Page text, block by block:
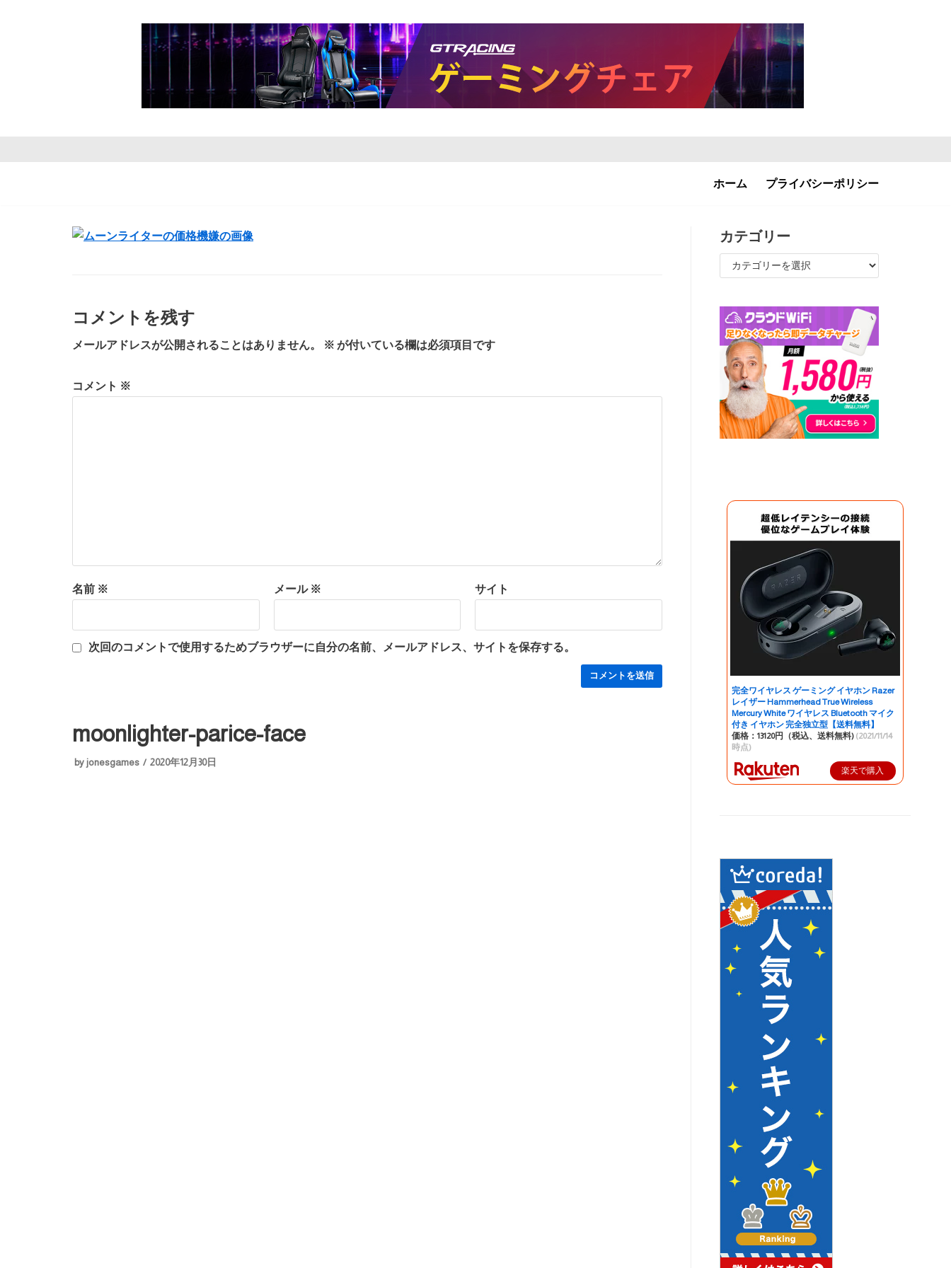
ホーム プライバシーポリシー
コメントを残す
メールアドレスが公開されることはありません。 ※ が付いている欄は必須項目です
コメント ※
名前 ※ メール ※ サイト
次回のコメントで使用するためブラウザーに自分の名前、メールアドレス、サイトを保存する。
moonlighter-parice-face
by jonesgames 2020年12月30日
カテゴリー
完全ワイヤレス ゲーミング イヤホン Razer
レイザー Hammerhead True Wireless
Mercury White ワイヤレス Bluetooth マイク
付き イヤホン 完全独立型【送料無料】
価格：13120円（税込、送料無料) (2021/11/14
時点)
楽天で購入